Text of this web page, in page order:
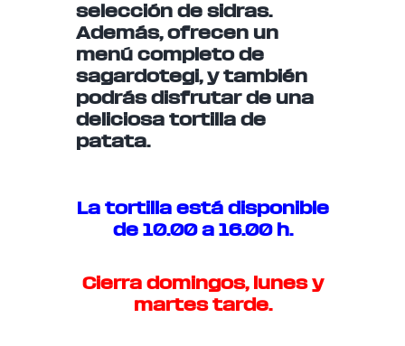
selección de sidras.
Además, ofrecen un
menú completo de
sagardotegi, y también
podrás disfrutar de una
deliciosa tortilla de
patata.
La tortilla está disponible
de 10.00 a 16.00 h.
Cierra domingos, lunes y
martes tarde.